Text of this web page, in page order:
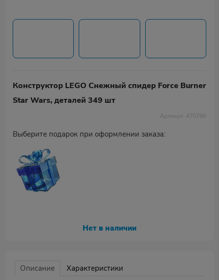
Конструктор LEGO Снежный спидер Force Burner
Star Wars, деталей 349 шт
Артикул: 470786
Выберите подарок при оформлении заказа:
Нет в наличии
Описание
Характеристики